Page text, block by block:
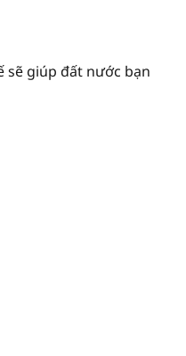
sẽ giúp đất nước bạn